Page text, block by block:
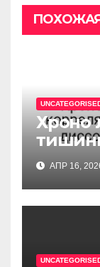
Хроно
между
АПР 16,